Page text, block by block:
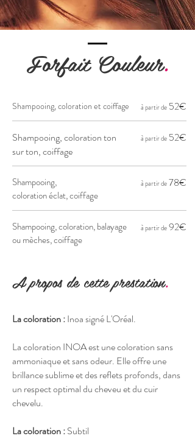
Forfait Couleur.
à partir de 52€
Shampooing, coloration et coiffage
Shampooing, coloration ton
sur ton, coiffage
à partir de 52€
Shampooing,
coloration éclat, coiffage
à partir de78€
Shampooing, coloration, balayage
ou mèches, coiffage
à partir de92€
A propos de cette prestation.
La coloration :Inoa signé L'Oréal.
La coloration INOA est une coloration sans
ammoniaque et sans odeur. Elle offre une
brillance sublime et des reflets profonds, dans
un respect optimal du cheveu et du cuir
chevelu.
La coloration :Subtil